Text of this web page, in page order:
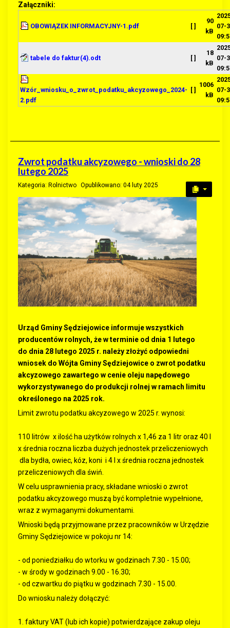
Załączniki:
OBOWIĄZEK INFORMACYJNY-1.pdf [ ]
90
kB
07-
tabele do faktur(4).odt [ ]
18
kB
07-
Wzór_wniosku_o_zwrot_podatku_akcyzowego_2024-
2.pdf
[ ]
1006
kB
07-
Zwrot podatku akcyzowego - wnioski do 28
lutego 2025
Kategoria: Rolnictwo Opublikowano: 04 luty 2025
Urząd Gminy Sędziejowice informuje wszystkich
producentów rolnych, że w terminie od dnia 1 lutego
do dnia 28 lutego 2025 r. należy złożyć odpowiedni
wniosek do Wójta Gminy Sędziejowice o zwrot podatku
akcyzowego zawartego w cenie oleju napędowego
wykorzystywanego do produkcji rolnej w ramach limitu
określonego na 2025 rok.
Limit zwrotu podatku akcyzowego w 2025 r. wynosi:
110 litrów x ilość ha użytków rolnych x 1,46 za 1 litr oraz 40 l
x średnia roczna liczba dużych jednostek przeliczeniowych
dla bydła, owiec, kóz, koni i 4 l x średnia roczna jednostek
przeliczeniowych dla świń.
W celu usprawnienia pracy, składane wnioski o zwrot
podatku akcyzowego muszą być kompletnie wypełnione,
wraz z wymaganymi dokumentami.
Wnioski będą przyjmowane przez pracowników w Urzędzie
Gminy Sędziejowice w pokoju nr 14:
- od poniedziałku do wtorku w godzinach 7.30 - 15.00;
- w środy w godzinach 9.00 - 16.30;
- od czwartku do piątku w godzinach 7.30 - 15.00.
Do wniosku należy dołączyć:
1. faktury VAT (lub ich kopie) potwierdzające zakup oleju